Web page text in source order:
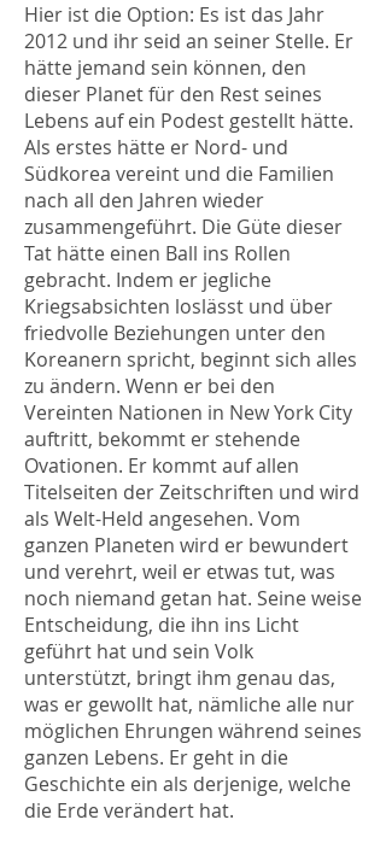
Hier ist die Option: Es ist das Jahr
2012 und ihr seid an seiner Stelle. Er
hätte jemand sein können, den
dieser Planet für den Rest seines
Lebens auf ein Podest gestellt hätte.
Als erstes hätte er Nord- und
Südkorea vereint und die Familien
nach all den Jahren wieder
zusammengeführt. Die Güte dieser
Tat hätte einen Ball ins Rollen
gebracht. Indem er jegliche
Kriegsabsichten loslässt und über
friedvolle Beziehungen unter den
Koreanern spricht, beginnt sich alles
zu ändern. Wenn er bei den
Vereinten Nationen in New York City
auftritt, bekommt er stehende
Ovationen. Er kommt auf allen
Titelseiten der Zeitschriften und wird
als Welt-Held angesehen. Vom
ganzen Planeten wird er bewundert
und verehrt, weil er etwas tut, was
noch niemand getan hat. Seine weise
Entscheidung, die ihn ins Licht
geführt hat und sein Volk
unterstützt, bringt ihm genau das,
was er gewollt hat, nämliche alle nur
möglichen Ehrungen während seines
ganzen Lebens. Er geht in die
Geschichte ein als derjenige, welche
die Erde verändert hat.